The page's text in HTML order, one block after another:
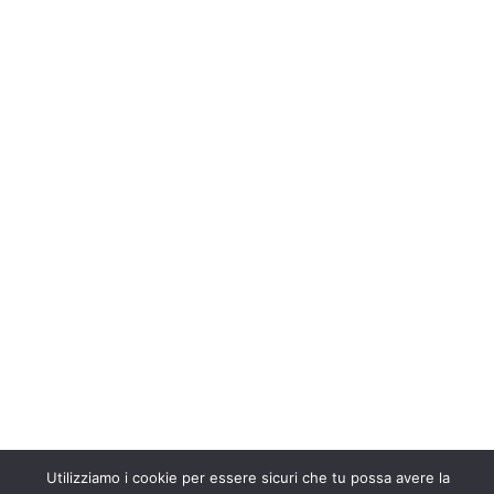
Utilizziamo i cookie per essere sicuri che tu possa avere la